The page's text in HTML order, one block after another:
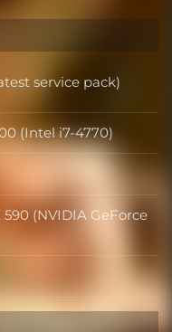
service pack)
(Intel i7-4770)
(NVIDIA GeForce